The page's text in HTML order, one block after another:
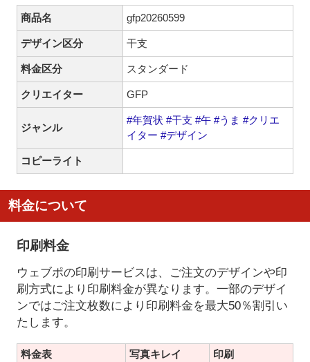
商品名 gfp20260599
デザイン区分 干支
料金区分 スタンダード
クリエイター GFP
ジャンル
#年賀状 #干支 #午 #うま #クリエ
イター #デザイン
コピーライト
料金について
印刷料金
ウェブポの印刷サービスは、ご注文のデザインや印
刷方式により印刷料金が異なります。一部のデザイ
ンではご注文枚数により印刷料金を最大50％割引い
たします。
料金表
写真キレイ
印刷